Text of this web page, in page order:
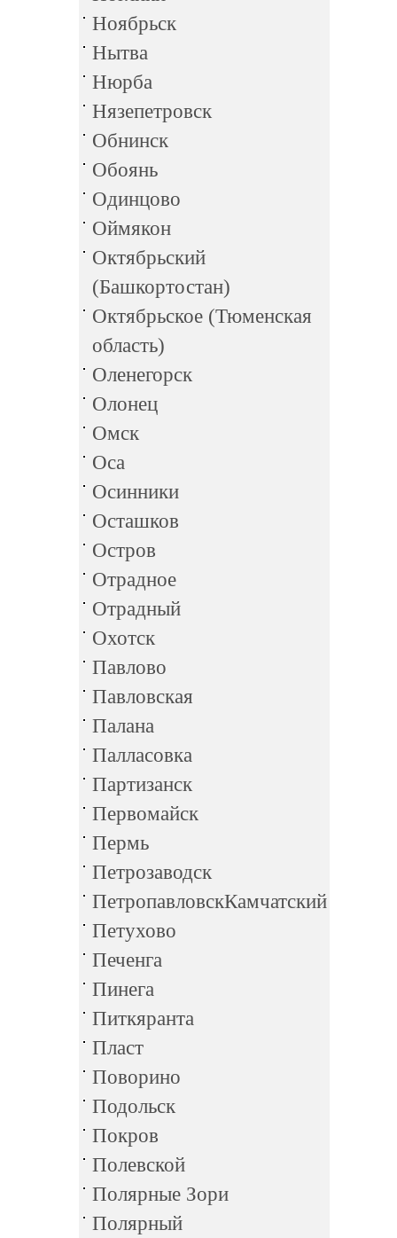
Ноябрьск
Нытва
Нюрба
Нязепетровск
Обнинск
Обоянь
Одинцово
Оймякон
Октябрьский
(Башкортостан)
Октябрьское (Тюменская
область)
Оленегорск
Олонец
Омск
Оса
Осинники
Осташков
Остров
Отрадное
Отрадный
Охотск
Павлово
Павловская
Палана
Палласовка
Партизанск
Первомайск
Пермь
Петрозаводск
ПетропавловскКамчатский
Петухово
Печенга
Пинега
Питкяранта
Пласт
Поворино
Подольск
Покров
Полевской
Полярные Зори
Полярный